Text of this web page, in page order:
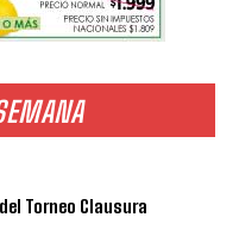
Torneo Clausura